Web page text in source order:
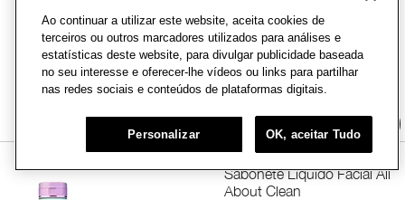
1 avaliação
COMPRE AGORA
Sabonete Líquido Facial All
About Clean
Ao continuar a utilizar este website, aceita cookies de
terceiros ou outros marcadores utilizados para análises e
estatísticas deste website, para divulgar publicidade baseada
no seu interesse e oferecer-lhe vídeos ou links para partilhar
nas redes sociais e conteúdos de plataformas digitais.
Personalizar OK, aceitar Tudo